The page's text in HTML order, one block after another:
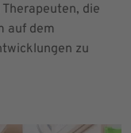
die
auf dem
zu